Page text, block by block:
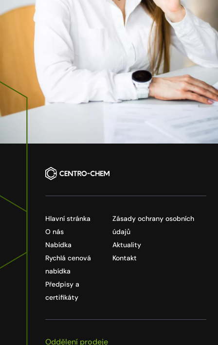
Hlavní stránka
O nás
Nabídka
Rychlá cenová
nabídka
Předpisy a
certifikáty
Zásady ochrany osobních
údajů
Aktuality
Kontakt
Oddělení prodeje